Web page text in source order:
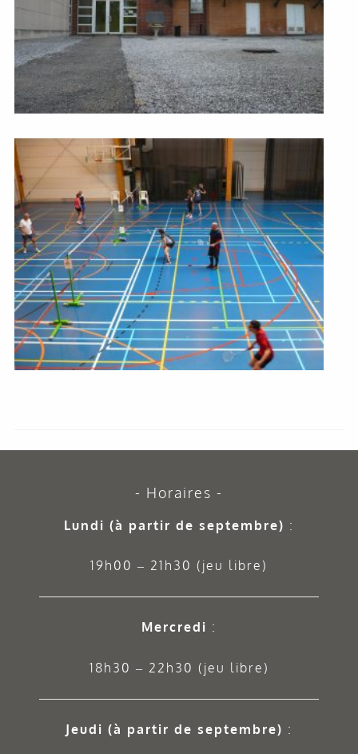
Horaires
Lundi (à partir de septembre) :
19h00 – 21h30 (jeu libre)
Mercredi :
18h30 – 22h30 (jeu libre)
Jeudi (à partir de septembre) :